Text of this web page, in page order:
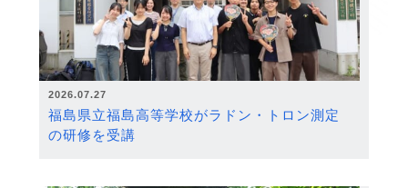
2026.07.27
福島県立福島高等学校がラドン・トロン測定
の研修を受講